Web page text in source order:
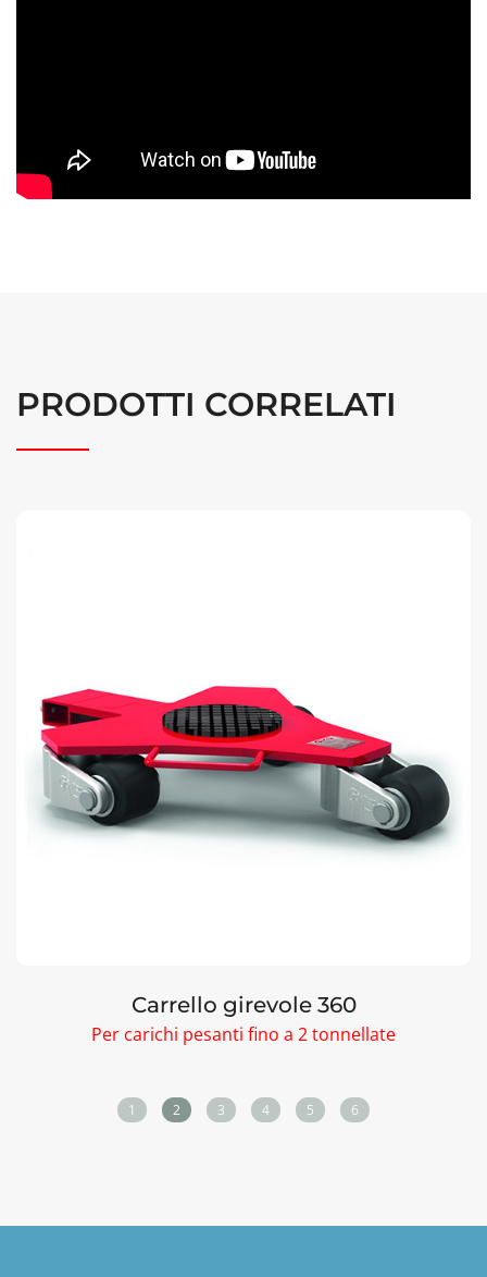
PRODOTTI CORRELATI
Carrello girevole 360
Per carichi pesanti fino a 2 tonnellate
1 2 3 4 5 6